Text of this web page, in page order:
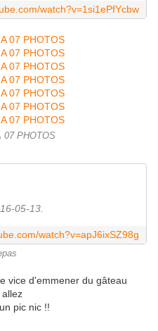
watch?v=1si1ePfYcbw
07 PHOTOS
05-13.
watch?v=apJ6ixSZ98g
vice d'emmener du gâteau
allez
pic nic !!